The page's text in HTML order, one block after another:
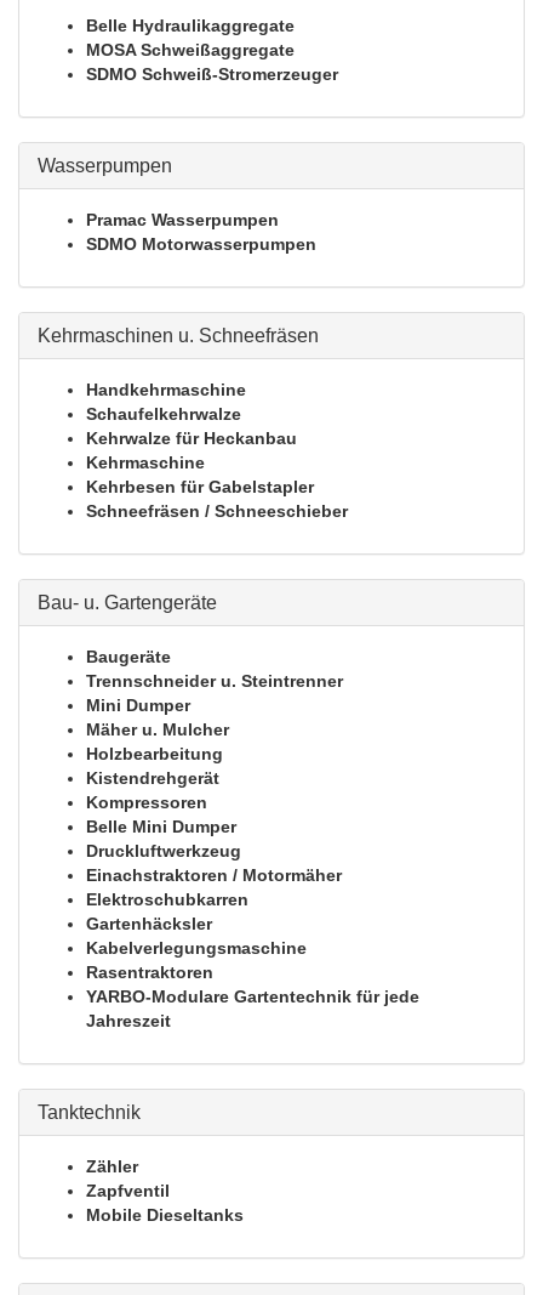
Belle Hydraulikaggregate
MOSA Schweißaggregate
SDMO Schweiß-Stromerzeuger
Wasserpumpen
Pramac Wasserpumpen
SDMO Motorwasserpumpen
Kehrmaschinen u. Schneefräsen
Handkehrmaschine
Schaufelkehrwalze
Kehrwalze für Heckanbau
Kehrmaschine
Kehrbesen für Gabelstapler
Schneefräsen / Schneeschieber
Bau- u. Gartengeräte
Baugeräte
Trennschneider u. Steintrenner
Mini Dumper
Mäher u. Mulcher
Holzbearbeitung
Kistendrehgerät
Kompressoren
Belle Mini Dumper
Druckluftwerkzeug
Einachstraktoren / Motormäher
Elektroschubkarren
Gartenhäcksler
Kabelverlegungsmaschine
Rasentraktoren
YARBO-Modulare Gartentechnik für jede
Jahreszeit
Tanktechnik
Zähler
Zapfventil
Mobile Dieseltanks